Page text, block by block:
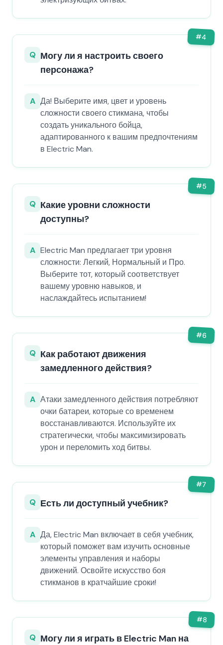
#4
Q Могу ли я настроить своего
персонажа?
A Да! Выберите имя, цвет и уровень
сложности своего стикмана, чтобы
создать уникального бойца,
адаптированного к вашим предпочтениям
в Electric Man.
#5
Q Какие уровни сложности
доступны?
A Electric Man предлагает три уровня
сложности: Легкий, Нормальный и Про.
Выберите тот, который соответствует
вашему уровню навыков, и
наслаждайтесь испытанием!
#6
Q Как работают движения
замедленного действия?
A Атаки замедленного действия потребляют
очки батареи, которые со временем
восстанавливаются. Используйте их
стратегически, чтобы максимизировать
урон и переломить ход битвы.
#7
Q Есть ли доступный учебник?
A Да, Electric Man включает в себя учебник,
который поможет вам изучить основные
элементы управления и наборы
движений. Освойте искусство боя
стикманов в кратчайшие сроки!
#8
Q Могу ли я играть в Electric Man на